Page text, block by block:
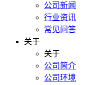
公司新闻
行业资讯
常见问答
关于
关于
公司简介
公司环境